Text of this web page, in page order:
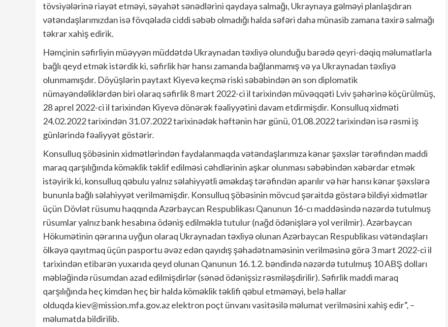
tövsiyələrinə riayət etməyi, səyahət sənədlərini qaydaya salmağı, Ukraynaya gəlməyi planlaşdıran
vətəndaşlarımızdan isə fövqəladə ciddi səbəb olmadığı halda səfəri daha münasib zamana təxirə salmağı
təkrar xahiş edirik.
Həmçinin səfirliyin müəyyən müddətdə Ukraynadan təxliyə olunduğu barədə qeyri-dəqiq məlumatlarla
bağlı qeyd etmək istərdik ki, səfirlik hər hansı zamanda bağlanmamış və ya Ukraynadan təxliyə
olunmamışdır. Döyüşlərin paytaxt Kiyevə keçmə riski səbəbindən ən son diplomatik
nümayəndəliklərdən biri olaraq səfirlik 8 mart 2022-ci il tarixindən müvəqqəti Lviv şəhərinə köçürülmüş,
28 aprel 2022-ci il tarixindən Kiyevə dönərək fəaliyyətini davam etdirmişdir. Konsulluq xidməti
24.02.2022 tarixindən 31.07.2022 tarixinədək həftənin hər günü, 01.08.2022 tarixindən isə rəsmi iş
günlərində fəaliyyət göstərir.
Konsulluq şöbəsinin xidmətlərindən faydalanmaqda vətəndaşlarımıza kənar şəxslər tərəfindən maddi
maraq qarşılığında köməklik təklif edilməsi cəhdlərinin aşkar olunması səbəbindən xəbərdar etmək
istəyirik ki, konsulluq qəbulu yalnız səlahiyyətli əməkdaş tərəfindən aparılır və hər hansı kənar şəxslərə
bununla bağlı səlahiyyət verilməmişdir. Konsulluq şöbəsinin mövcud şəraitdə göstərə bildiyi xidmətlər
üçün Dövlət rüsumu haqqında Azərbaycan Respublikası Qanunun 16-cı maddəsində nəzərdə tutulmuş
rüsumlar yalnız bank hesabına ödəniş edilməklə tutulur (nağd ödənişlərə yol verilmir). Azərbaycan
Hökumətinin qərarına uyğun olaraq Ukraynadan təxliyə olunan Azərbaycan Respublikası vətəndaşları
ölkəyə qayıtmaq üçün pasportu əvəz edən qayıdış şəhadətnaməsinin verilməsinə görə 3 mart 2022-ci il
tarixindən etibarən yuxarıda qeyd olunan Qanunun 16.1.2. bəndində nəzərdə tutulmuş 10 ABŞ dolları
məbləğində rüsumdan azad edilmişdirlər (sənəd ödənişsiz rəsmiləşdirilir). Səfirlik maddi maraq
qarşılığında heç kimdən heç bir halda köməklik təklifi qəbul etməməyi, belə hallar
olduqda kiev@mission.mfa.gov.az elektron poçt ünvanı vasitəsilə məlumat verilməsini xahiş edir”, –
məlumatda bildirilib.